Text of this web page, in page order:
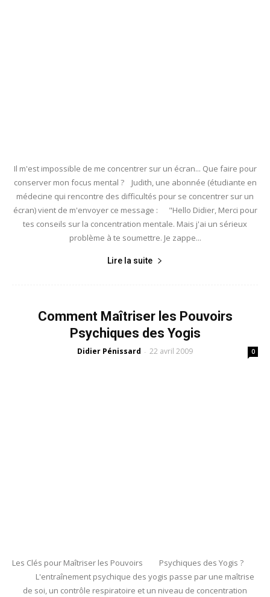
Il m'est impossible de me concentrer sur un écran... Que faire pour
conserver mon focus mental ? Judith, une abonnée (étudiante en
médecine qui rencontre des difficultés pour se concentrer sur un
écran) vient de m'envoyer ce message : "Hello Didier, Merci pour
tes conseils sur la concentration mentale. Mais j'ai un sérieux
problème à te soumettre. Je zappe...
Lire la suite
Comment Maîtriser les Pouvoirs
Psychiques des Yogis
Didier Pénissard - 22 avril 2009 0
Les Clés pour Maîtriser les Pouvoirs Psychiques des Yogis ?
L'entraînement psychique des yogis passe par une maîtrise
de soi, un contrôle respiratoire et un niveau de concentration